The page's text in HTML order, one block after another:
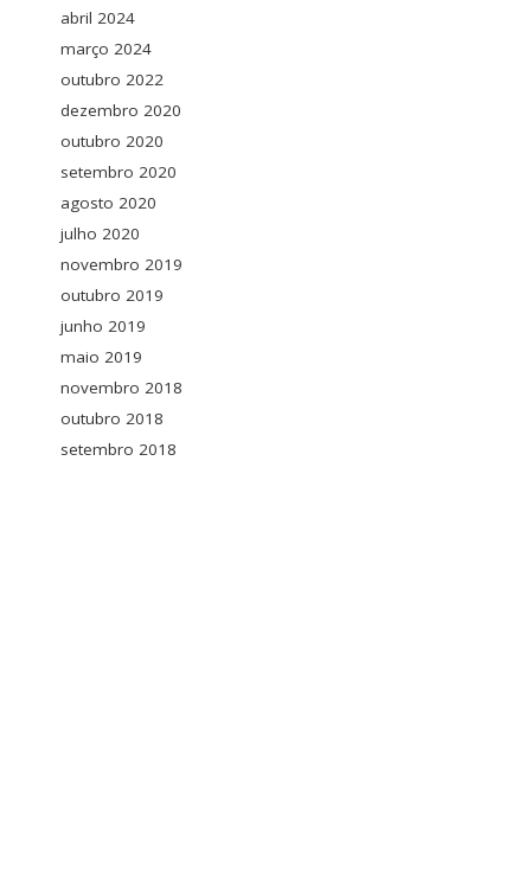
abril 2024
março 2024
outubro 2022
dezembro 2020
outubro 2020
setembro 2020
agosto 2020
julho 2020
novembro 2019
outubro 2019
junho 2019
maio 2019
novembro 2018
outubro 2018
setembro 2018